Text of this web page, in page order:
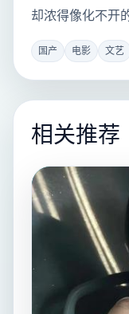
却浓得像化不开
国产 电影 文艺
相关推荐